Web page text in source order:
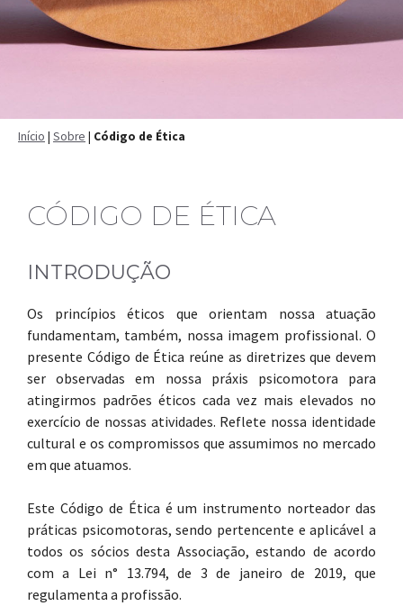
Início | Sobre | Código de Ética
CÓDIGO DE ÉTICA
INTRODUÇÃO
Os princípios éticos que orientam nossa atuação
fundamentam, também, nossa imagem profissional. O
presente Código de Ética reúne as diretrizes que devem
ser observadas em nossa práxis psicomotora para
atingirmos padrões éticos cada vez mais elevados no
exercício de nossas atividades. Reflete nossa identidade
cultural e os compromissos que assumimos no mercado
em que atuamos.
Este Código de Ética é um instrumento norteador das
práticas psicomotoras, sendo pertencente e aplicável a
todos os sócios desta Associação, estando de acordo
com a Lei n° 13.794, de 3 de janeiro de 2019, que
regulamenta a profissão.